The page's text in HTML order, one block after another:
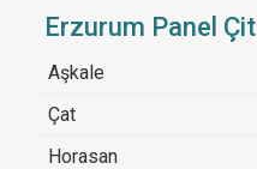
Erzurum Panel Çit
Aşkale
Çat
Horasan